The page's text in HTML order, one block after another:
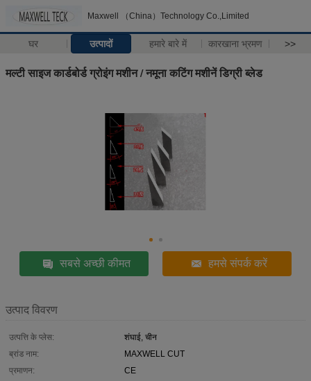
Maxwell （China）Technology Co.,Limited
घर उत्पादों हमारे बारे में कारखाना भ्रमण >>
मल्टी साइज कार्डबोर्ड ग्रोइंग मशीन / नमूना कटिंग मशीनें डिग्री ब्लेड
सबसे अच्छी कीमत हमसे संपर्क करें
उत्पाद विवरण
उत्पत्ति के प्लेस:
शंघाई, चीन
ब्रांड नाम:
MAXWELL CUT
प्रमाणन:
CE